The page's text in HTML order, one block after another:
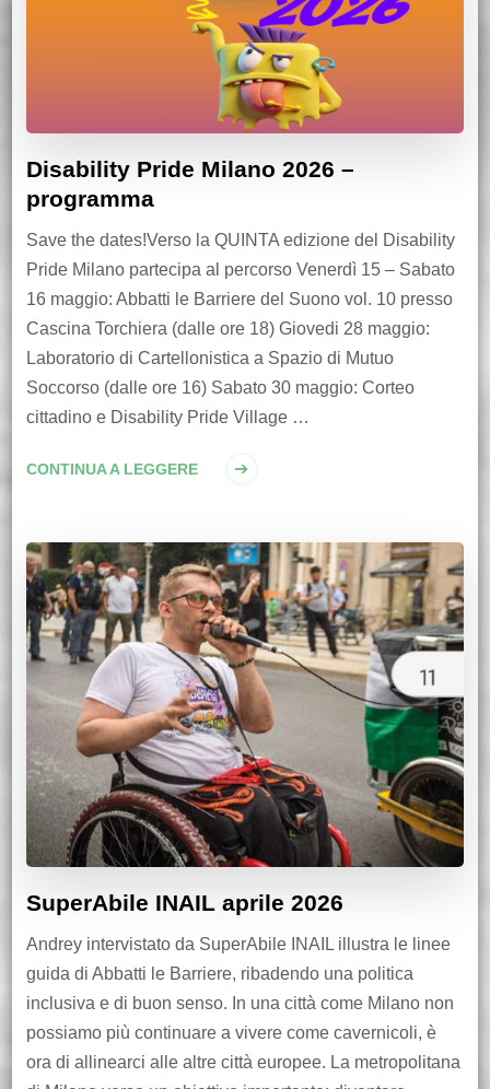
Disability Pride Milano 2026 –
programma
Save the dates!Verso la QUINTA edizione del Disability
Pride Milano partecipa al percorso Venerdì 15 – Sabato
16 maggio: Abbatti le Barriere del Suono vol. 10 presso
Cascina Torchiera (dalle ore 18) Giovedi 28 maggio:
Laboratorio di Cartellonistica a Spazio di Mutuo
Soccorso (dalle ore 16) Sabato 30 maggio: Corteo
cittadino e Disability Pride Village …
CONTINUA A LEGGERE
SuperAbile INAIL aprile 2026
Andrey intervistato da SuperAbile INAIL illustra le linee
guida di Abbatti le Barriere, ribadendo una politica
inclusiva e di buon senso. In una città come Milano non
possiamo più continuare a vivere come cavernicoli, è
ora di allinearci alle altre città europee. La metropolitana